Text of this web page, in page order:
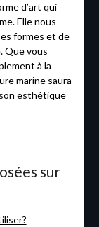
d’art qui
Elle nous
formes et de
Que vous
à la
marine saura
esthétique
sur